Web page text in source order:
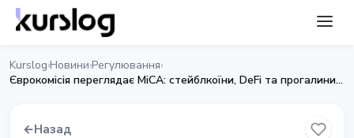
Kurslog›Новини›Регулювання›
Єврокомісія переглядає MiCA: стейблкоїни, DeFi та прогалини у регулюванні
←Назад